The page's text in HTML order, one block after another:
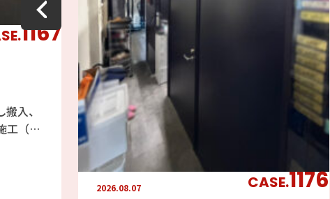
1167
入、
工（組
CASE.1176
2026.08.07